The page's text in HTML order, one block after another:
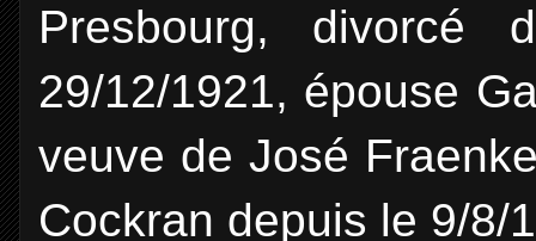
Presbourg, divorcé
29/12/1921, épouse
veuve de José
Cockran depuis le 9/8/